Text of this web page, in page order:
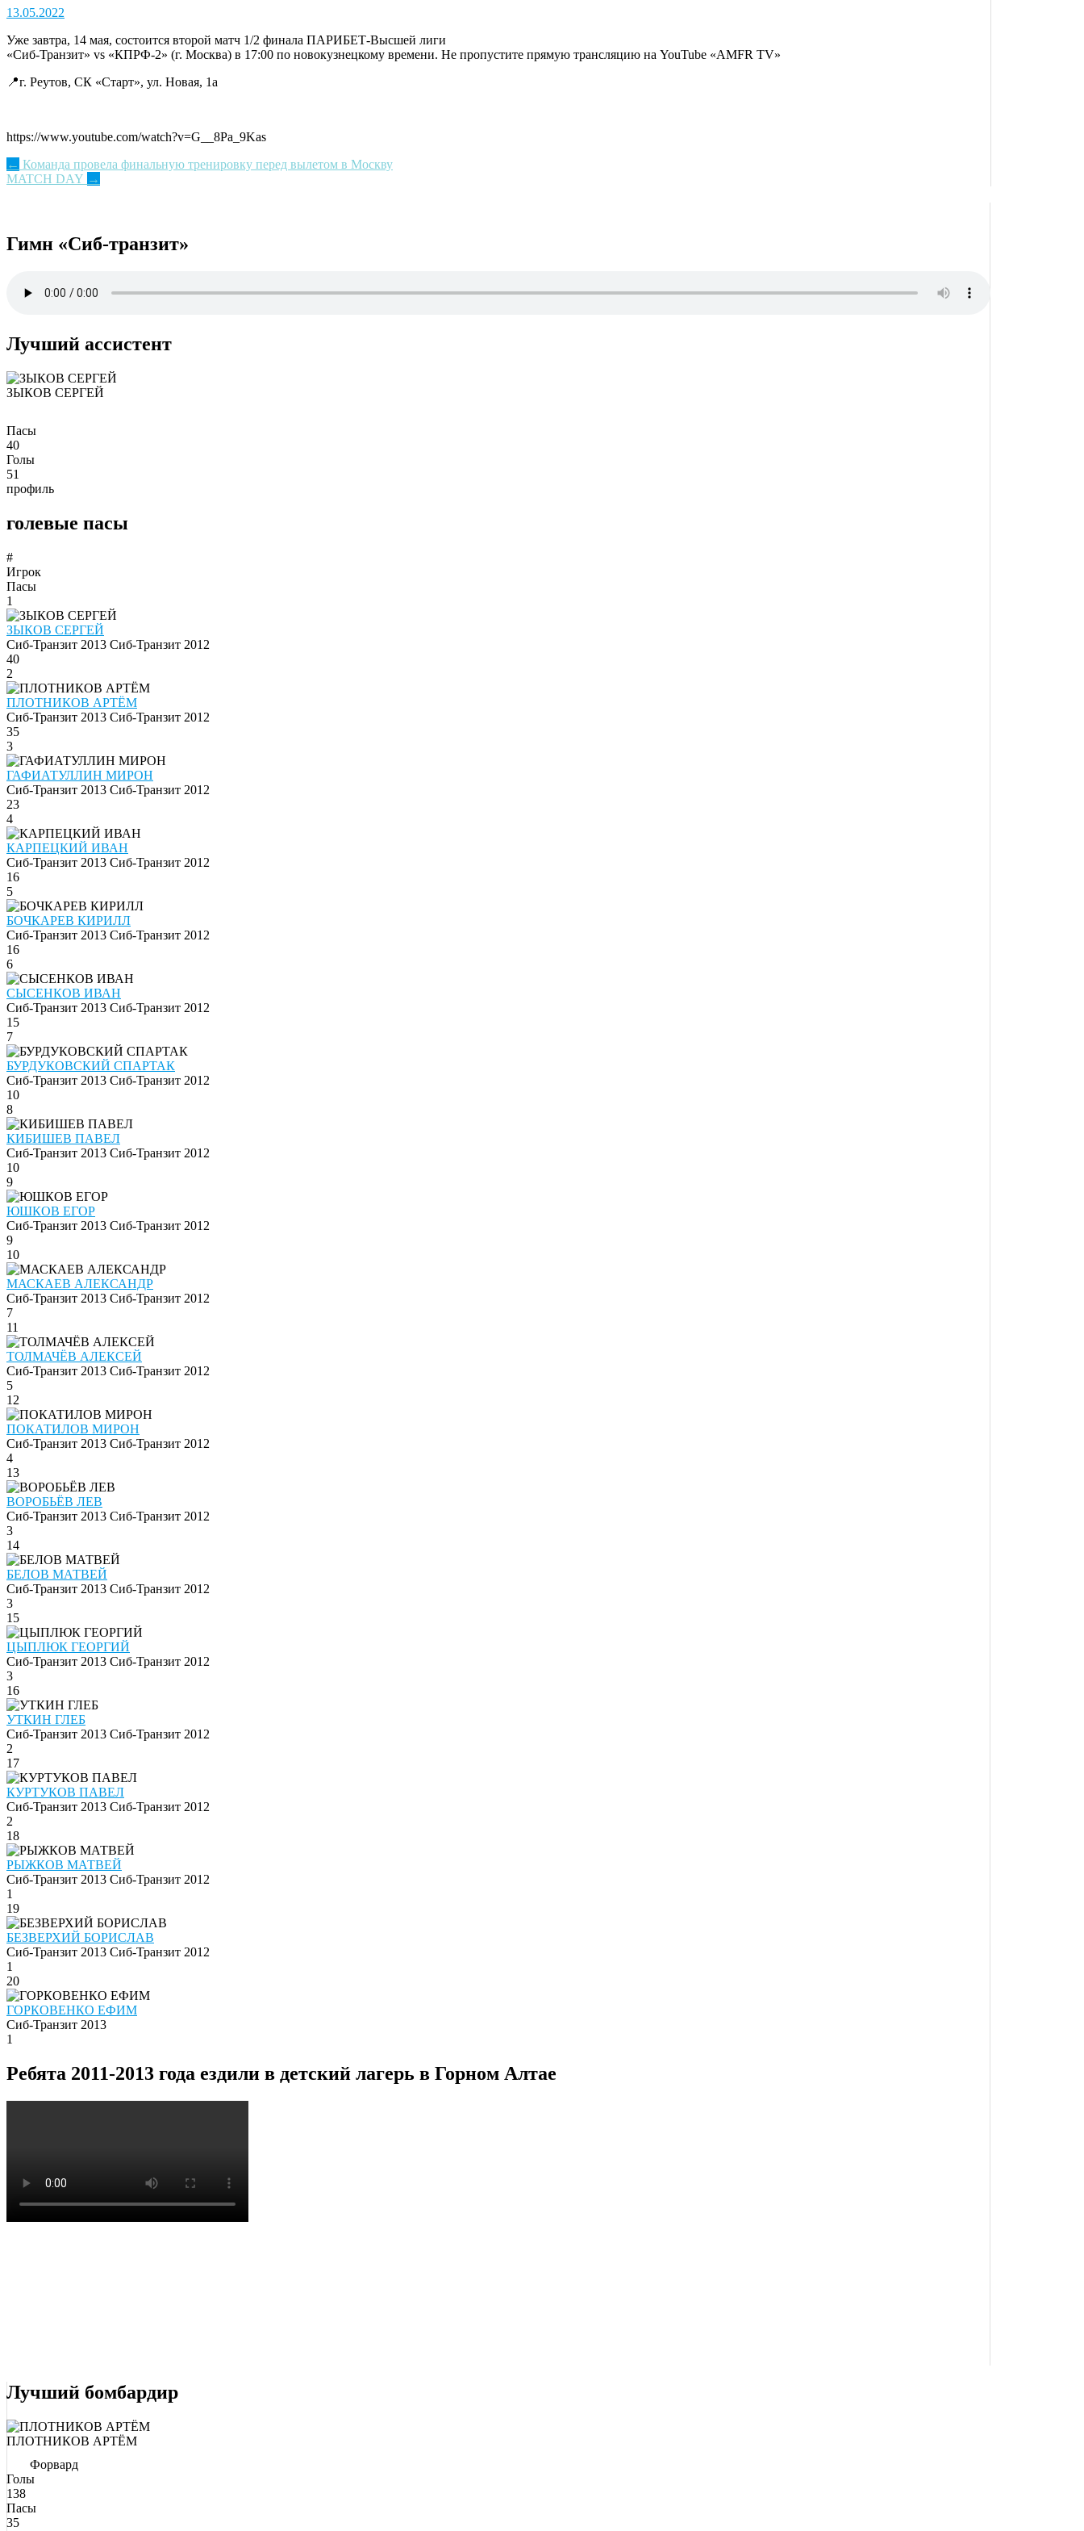
13.05.2022
Уже завтра, 14 мая, состоится второй матч 1/2 финала ПАРИБЕТ-Высшей лиги
«Сиб-Транзит» vs «КПРФ-2» (г. Москва) в 17:00 по новокузнецкому времени. Не пропустите прямую трансляцию на YouTube «AMFR TV»
📍г. Реутов, СК «Старт», ул. Новая, 1а
https://www.youtube.com/watch?v=G__8Pa_9Kas
Post
navigation
← Команда провела финальную тренировку перед вылетом в Москву
MATCH DAY →
Гимн «Сиб-транзит»
Лучший ассистент
ЗЫКОВ СЕРГЕЙ
Пасы
40
Голы
51
профиль
голевые пасы
#
Игрок
Пасы
1
ЗЫКОВ СЕРГЕЙ
Сиб-Транзит 2013 Сиб-Транзит 2012
40
2
ПЛОТНИКОВ АРТЁМ
Сиб-Транзит 2013 Сиб-Транзит 2012
35
3
ГАФИАТУЛЛИН МИРОН
Сиб-Транзит 2013 Сиб-Транзит 2012
23
4
КАРПЕЦКИЙ ИВАН
Сиб-Транзит 2013 Сиб-Транзит 2012
16
5
БОЧКАРЕВ КИРИЛЛ
Сиб-Транзит 2013 Сиб-Транзит 2012
16
6
СЫСЕНКОВ ИВАН
Сиб-Транзит 2013 Сиб-Транзит 2012
15
7
БУРДУКОВСКИЙ СПАРТАК
Сиб-Транзит 2013 Сиб-Транзит 2012
10
8
КИБИШЕВ ПАВЕЛ
Сиб-Транзит 2013 Сиб-Транзит 2012
10
9
ЮШКОВ ЕГОР
Сиб-Транзит 2013 Сиб-Транзит 2012
9
10
МАСКАЕВ АЛЕКСАНДР
Сиб-Транзит 2013 Сиб-Транзит 2012
7
11
ТОЛМАЧЁВ АЛЕКСЕЙ
Сиб-Транзит 2013 Сиб-Транзит 2012
5
12
ПОКАТИЛОВ МИРОН
Сиб-Транзит 2013 Сиб-Транзит 2012
4
13
ВОРОБЬЁВ ЛЕВ
Сиб-Транзит 2013 Сиб-Транзит 2012
3
14
БЕЛОВ МАТВЕЙ
Сиб-Транзит 2013 Сиб-Транзит 2012
3
15
ЦЫПЛЮК ГЕОРГИЙ
Сиб-Транзит 2013 Сиб-Транзит 2012
3
16
УТКИН ГЛЕБ
Сиб-Транзит 2013 Сиб-Транзит 2012
2
17
КУРТУКОВ ПАВЕЛ
Сиб-Транзит 2013 Сиб-Транзит 2012
2
18
РЫЖКОВ МАТВЕЙ
Сиб-Транзит 2013 Сиб-Транзит 2012
1
19
БЕЗВЕРХИЙ БОРИСЛАВ
Сиб-Транзит 2013 Сиб-Транзит 2012
1
20
ГОРКОВЕНКО ЕФИМ
Сиб-Транзит 2013
1
Ребята 2011-2013 года ездили в детский лагерь в Горном Алтае
Лучший бомбардир
ПЛОТНИКОВ АРТЁМ
Форвард
Голы
138
Пасы
35